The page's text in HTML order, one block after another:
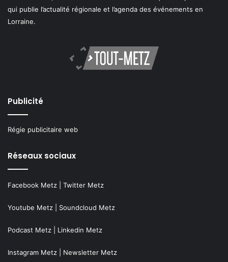
qui publie l’actualité régionale et l’agenda des événements en
Lorraine.
Publicité
Régie publicitaire web
Réseaux sociaux
Facebook Metz Twitter Metz
Youtube Metz Soundcloud Metz
Podcast Metz Linkedin Metz
Instagram Metz Newsletter Metz